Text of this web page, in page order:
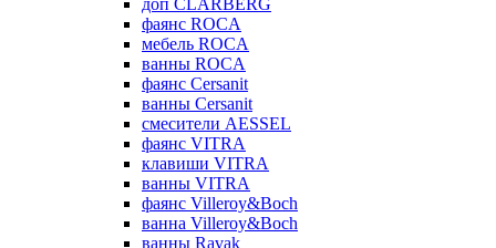
доп CLARBERG
фаянс ROCA
мебель ROCA
ванны ROCA
фаянс Cersanit
ванны Cersanit
смесители AESSEL
фаянс VITRA
клавиши VITRA
ванны VITRA
фаянс Villeroy&Boch
ванна Villeroy&Boch
ванны Ravak